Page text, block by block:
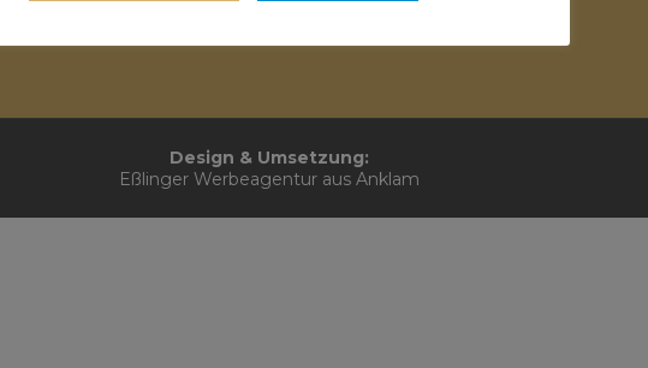
Design & Umsetzung:
Eßlinger Werbeagentur aus Anklam